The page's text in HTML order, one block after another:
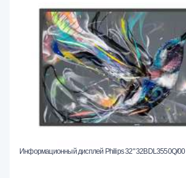
Информационный дисплей Philips 32" 32BDL3550Q/00